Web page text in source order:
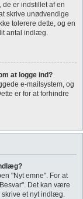
er indstillet af en
skrive unødvendige
tolerere dette, og en
antal indlæg.
at logge ind?
e-mailsystem, og
er for at forhindre
"Nyt emne". For at
Det kan være
skrive et nyt indlæg.